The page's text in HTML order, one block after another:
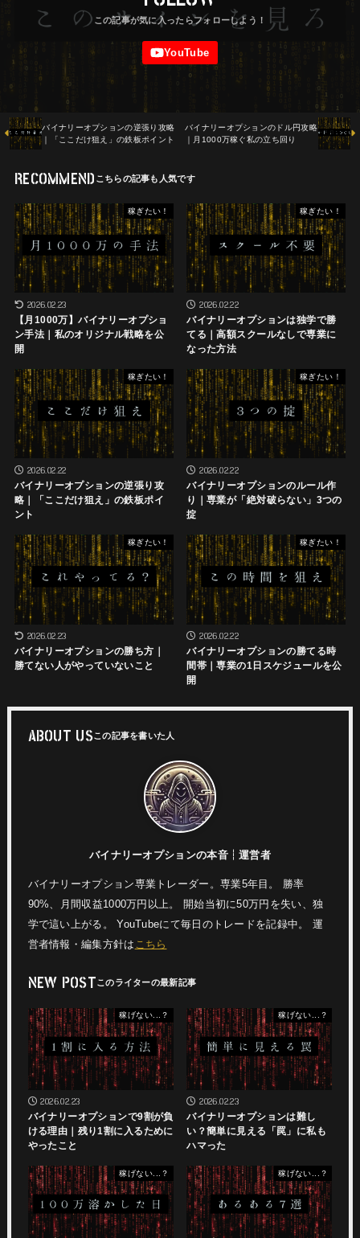
バイナリーオプションの逆張り攻略
｜「ここだけ狙え」の鉄板ポイント
バイナリーオプションのドル円攻略
｜月1000万稼ぐ私の立ち回り
RECOMMEND
稼ぎたい！
2026.02.23
【月1000万】バイナリーオプショ
ン手法｜私のオリジナル戦略を公
開
稼ぎたい！
2026.02.22
バイナリーオプションは独学で勝
てる｜高額スクールなしで専業に
なった方法
稼ぎたい！
2026.02.22
バイナリーオプションの逆張り攻
略｜「ここだけ狙え」の鉄板ポイ
ント
稼ぎたい！
2026.02.22
バイナリーオプションのルール作
り｜専業が「絶対破らない」3つの
掟
稼ぎたい！
2026.02.23
バイナリーオプションの勝ち方｜
勝てない人がやっていないこと
稼ぎたい！
2026.02.22
バイナリーオプションの勝てる時
間帯｜専業の1日スケジュールを公
開
ABOUT US
バイナリーオプションの本音┆運営者
バイナリーオプション専業トレーダー。専業5年目。 勝率
90%、月間収益1000万円以上。 開始当初に50万円を失い、独
学で這い上がる。 YouTubeにて毎日のトレードを記録中。 運
営者情報・編集方針は こちら
NEW POST
稼げない...？
2026.02.23
バイナリーオプションで9割が負
ける理由｜残り1割に入るために
やったこと
稼げない...？
2026.02.23
バイナリーオプションは難し
い？簡単に見える「罠」に私も
ハマった
稼げない...？ 稼げない...？